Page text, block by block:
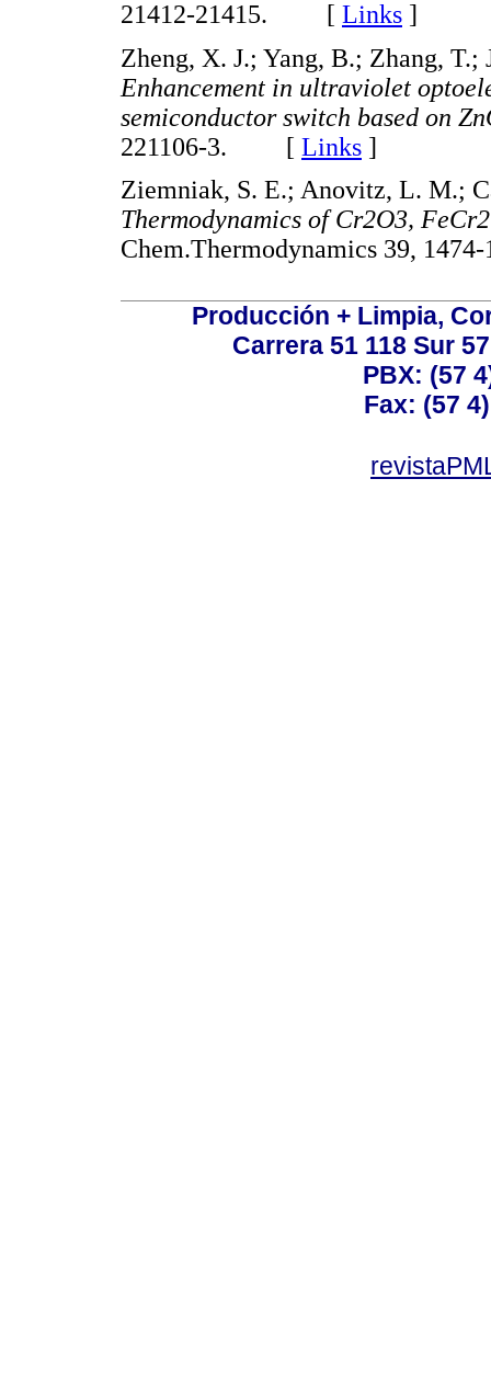
21412-21415. [ Links ]
Zheng, X. J.; Yang, B.; Zhang,
Enhancement in ultraviolet
semiconductor switch based on
221106-3. [ Links ]
Ziemniak, S. E.; Anovitz, L. M.;
Thermodynamics of Cr2O3,
Chem.Thermodynamics 39,
Producción + Limpia,
Carrera 51 118 Sur
PBX: (57
Fax: (57